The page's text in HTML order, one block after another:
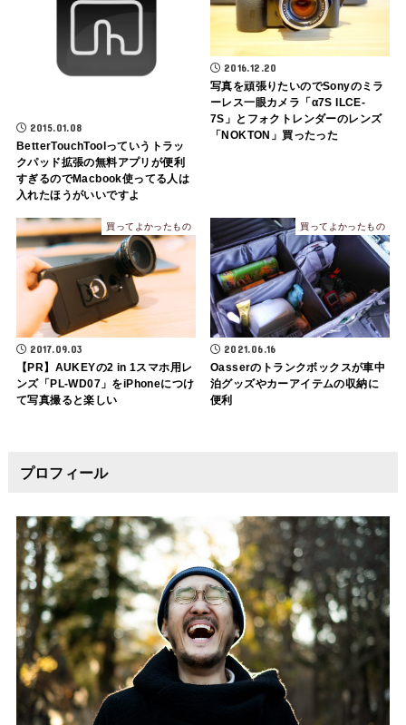
2015.01.08
BetterTouchToolっていうトラッ
クパッド拡張の無料アプリが便利
すぎるのでMacbook使ってる人は
入れたほうがいいですよ
2016.12.20
写真を頑張りたいのでSonyのミラ
ーレス一眼カメラ「α7S ILCE-
7S」とフォクトレンダーのレンズ
「NOKTON」買ったった
買ってよかったもの
2017.09.03
【PR】AUKEYの2 in 1スマホ用レ
ンズ「PL-WD07」をiPhoneにつけ
て写真撮ると楽しい
買ってよかったもの
2021.06.16
Oasserのトランクボックスが車中
泊グッズやカーアイテムの収納に
便利
プロフィール